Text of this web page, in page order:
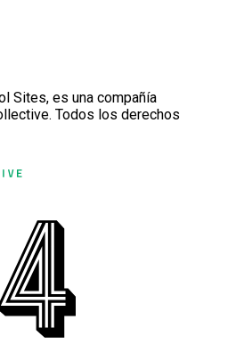
Sites, es una compañía
Todos los derechos